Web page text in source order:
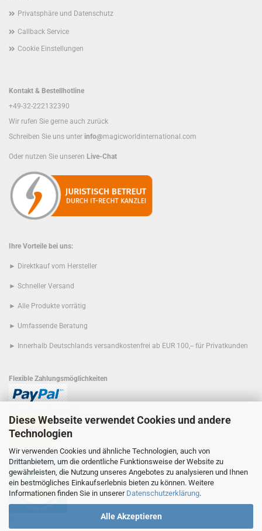
Diese Webseite verwendet Cookies und andere
Technologien
Wir verwenden Cookies und ähnliche Technologien, auch von
Drittanbietern, um die ordentliche Funktionsweise der Website zu
gewährleisten, die Nutzung unseres Angebotes zu analysieren und Ihnen
ein bestmögliches Einkaufserlebnis bieten zu können. Weitere
Informationen finden Sie in unserer Datenschutzerklärung.
Alle Akzeptieren
Privatsphäre und Datenschutz
Callback Service
Cookie Einstellungen
Kontakt & Bestellhotline
+49-32-222132390
Wir rufen Sie gerne auch zurück
Schreiben Sie uns unter info@magicworldinternational.com
Oder nutzen Sie unseren Live-Chat
Ihre Vorteile bei uns:
► Direktkauf vom Hersteller
► Schneller Versand
► Alle Produkte vorrätig
► Umfassende Beratung
► Innerhalb Deutschlands versandkostenfrei ab EUR 100,-- für Privatkunden
Flexible Zahlungsmöglichkeiten
Der Umwelt zuliebe